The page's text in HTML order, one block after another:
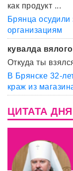
как продукт ...
Брянца
организациям
кувалда вялого
Откуда ты
В Брянске 32-
краж из
ЦИТАТА ДНЯ